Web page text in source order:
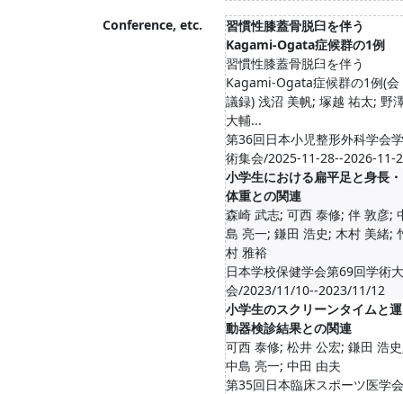
Conference, etc.
習慣性膝蓋骨脱臼を伴う
Kagami-Ogata症候群の1例
習慣性膝蓋骨脱臼を伴う
Kagami-Ogata症候群の1例(会
議録) 浅沼 美帆; 塚越 祐太; 野
大輔...
第36回日本小児整形外科学会学
術集会/2025-11-28--2026-11-
小学生における扁平足と身長・
体重との関連
森崎 武志; 可西 泰修; 伴 敦彦;
島 亮一; 鎌田 浩史; 木村 美緒;
村 雅裕
日本学校保健学会第69回学術大
会/2023/11/10--2023/11/12
小学生のスクリーンタイムと運
動器検診結果との関連
可西 泰修; 松井 公宏; 鎌田 浩
中島 亮一; 中田 由夫
第35回日本臨床スポーツ医学会